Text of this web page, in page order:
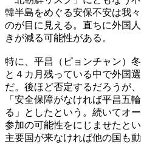
韓半島をめぐる安保不安は我
のが目に見える。直ちに外国
きが減る可能性がある。
特に、平昌（ピョンチャン）
と４カ月残っている中で外国
だ。後ほど否定するだろうが
「安全保障がなければ平昌五
る」としたという。続いてオ
参加の可能性をにじませたと
主要国が来なければ他の国も